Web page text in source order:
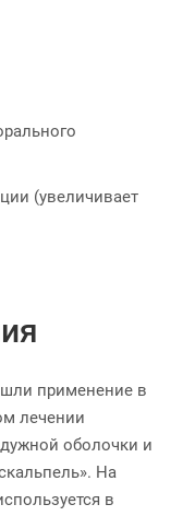
(увеличивает
применение в
лечении
оболочки и
На
в